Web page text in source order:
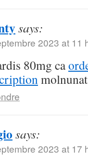
says:
2023 at 11
80mg ca
says:
2023 at 17